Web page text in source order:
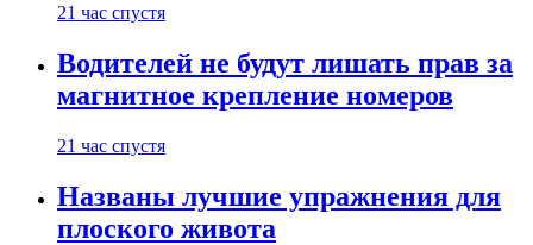
21 час спустя
Водителей не будут лишать прав за
магнитное крепление номеров
21 час спустя
Названы лучшие упражнения для
плоского живота